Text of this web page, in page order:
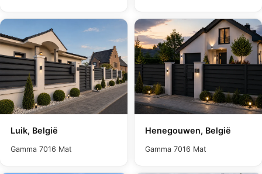
Luik, België
Gamma 7016 Mat
Henegouwen, België
Gamma 7016 Mat